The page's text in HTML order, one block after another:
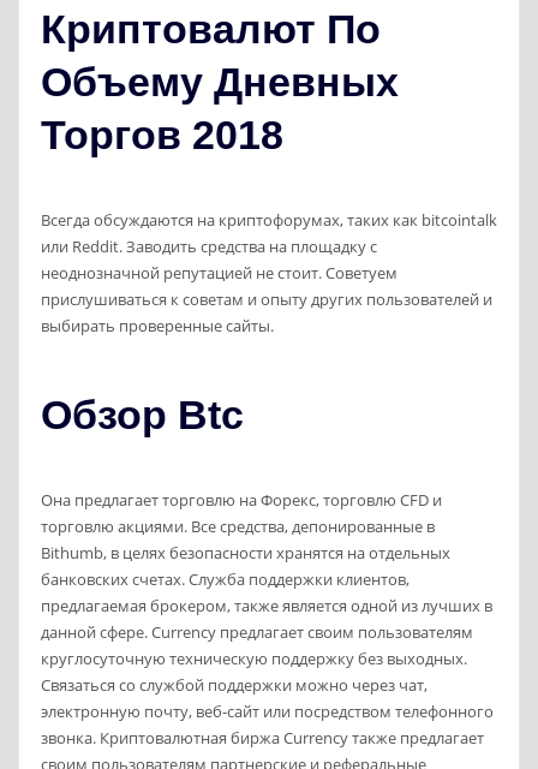
Криптовалют По
Объему Дневных
Торгов 2018
Всегда обсуждаются на криптофорумах, таких как bitcointalk
или Reddit. Заводить средства на площадку с
неоднозначной репутацией не стоит. Советуем
прислушиваться к советам и опыту других пользователей и
выбирать проверенные сайты.
Обзор Btc
Она предлагает торговлю на Форекс, торговлю CFD и
торговлю акциями. Все средства, депонированные в
Bithumb, в целях безопасности хранятся на отдельных
банковских счетах. Служба поддержки клиентов,
предлагаемая брокером, также является одной из лучших в
данной сфере. Currency предлагает своим пользователям
круглосуточную техническую поддержку без выходных.
Связаться со службой поддержки можно через чат,
электронную почту, веб-сайт или посредством телефонного
звонка. Криптовалютная биржа Currency также предлагает